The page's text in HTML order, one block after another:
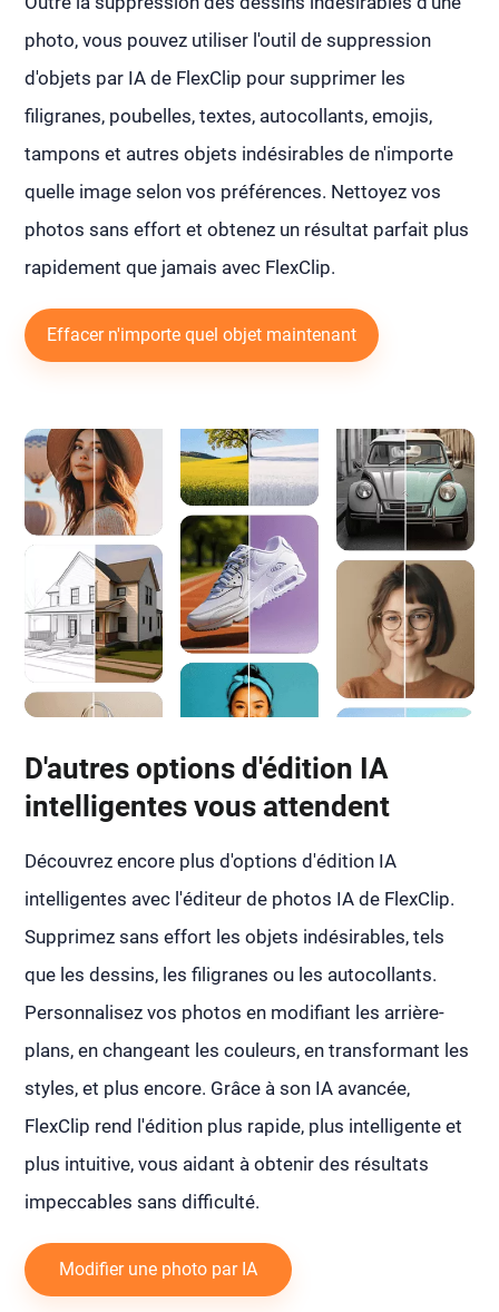
photo, vous pouvez utiliser l'outil de suppression
d'objets par IA de FlexClip pour supprimer les
filigranes, poubelles, textes, autocollants, emojis,
tampons et autres objets indésirables de n'importe
quelle image selon vos préférences. Nettoyez vos
photos sans effort et obtenez un résultat parfait plus
rapidement que jamais avec FlexClip.
Effacer n'importe quel objet maintenant
D'autres options d'édition IA
intelligentes vous attendent
Découvrez encore plus d'options d'édition IA
intelligentes avec l'éditeur de photos IA de FlexClip.
Supprimez sans effort les objets indésirables, tels
que les dessins, les filigranes ou les autocollants.
Personnalisez vos photos en modifiant les arrière-
plans, en changeant les couleurs, en transformant les
styles, et plus encore. Grâce à son IA avancée,
FlexClip rend l'édition plus rapide, plus intelligente et
plus intuitive, vous aidant à obtenir des résultats
impeccables sans difficulté.
Modifier une photo par IA